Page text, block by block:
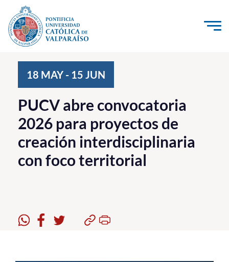
Click acá para ir directamente al contenido
Investigación, Creación e Innovación
PUCV Internacional
Vinculación con el Medio
Admisión
Formación Continua
18 MAY - 15 JUN
PUCV abre convocatoria
2026 para proyectos de
creación interdisciplinaria
con foco territorial